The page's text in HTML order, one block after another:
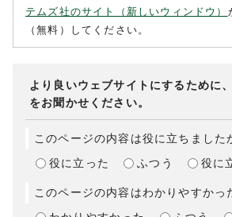
テムズ社のサイト（新しいウィンドウ）
（無料）してください。
より良いウェブサイトにするために
をお聞かせください。
このページの内容は役に立ちました
役に立った
ふつう 役に
このページの内容はわかりやすかっ